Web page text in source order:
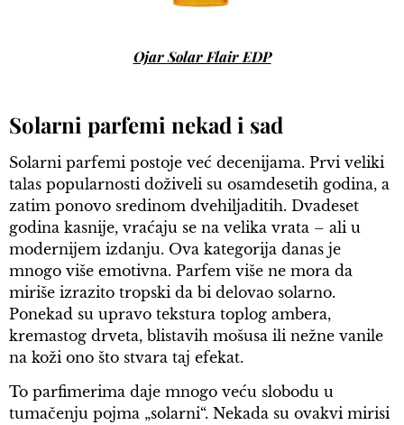
Ojar Solar Flair EDP
Solarni parfemi nekad i sad
Solarni parfemi postoje već decenijama. Prvi veliki
talas popularnosti doživeli su osamdesetih godina, a
zatim ponovo sredinom dvehiljaditih. Dvadeset
godina kasnije, vraćaju se na velika vrata – ali u
modernijem izdanju. Ova kategorija danas je
mnogo više emotivna. Parfem više ne mora da
miriše izrazito tropski da bi delovao solarno.
Ponekad su upravo tekstura toplog ambera,
kremastog drveta, blistavih mošusa ili nežne vanile
na koži ono što stvara taj efekat.
To parfimerima daje mnogo veću slobodu u
tumačenju pojma „solarni“. Nekada su ovakvi mirisi